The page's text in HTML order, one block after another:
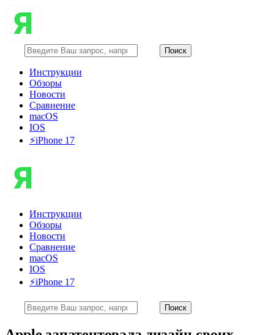
Инструкции
Обзоры
Новости
Сравнение
macOS
IOS
⚡️iPhone 17
Инструкции
Обзоры
Новости
Сравнение
macOS
IOS
⚡️iPhone 17